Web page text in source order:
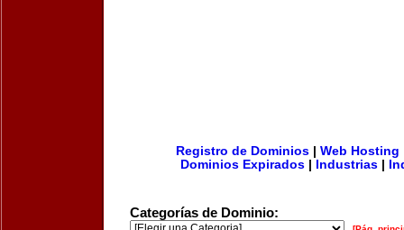
Registro de Dominios| Web Hosting
Dominios Expirados
Industrias
Categorías de Dominio: